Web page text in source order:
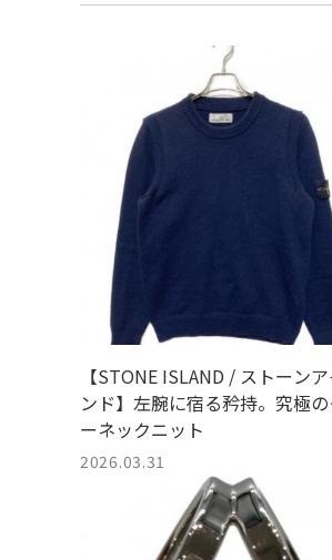
【STONE ISLAND / ストーン
ンド】左腕に宿る矜持。究極
ーネックニット
2026.03.31